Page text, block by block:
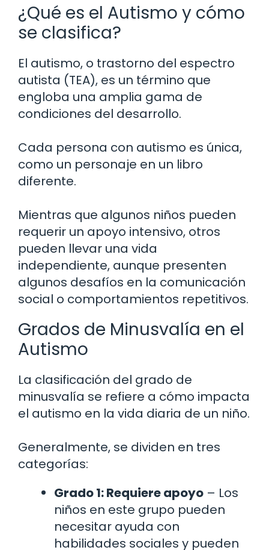
¿Qué es el Autismo y cómo
se clasifica?
El autismo, o trastorno del espectro
autista (TEA), es un término que
engloba una amplia gama de
condiciones del desarrollo.
Cada persona con autismo es única,
como un personaje en un libro
diferente.
Mientras que algunos niños pueden
requerir un apoyo intensivo, otros
pueden llevar una vida
independiente, aunque presenten
algunos desafíos en la comunicación
social o comportamientos repetitivos.
Grados de Minusvalía en el
Autismo
La clasificación del grado de
minusvalía se refiere a cómo impacta
el autismo en la vida diaria de un niño.
Generalmente, se dividen en tres
categorías:
Grado 1: Requiere apoyo – Los
niños en este grupo pueden
necesitar ayuda con
habilidades sociales y pueden